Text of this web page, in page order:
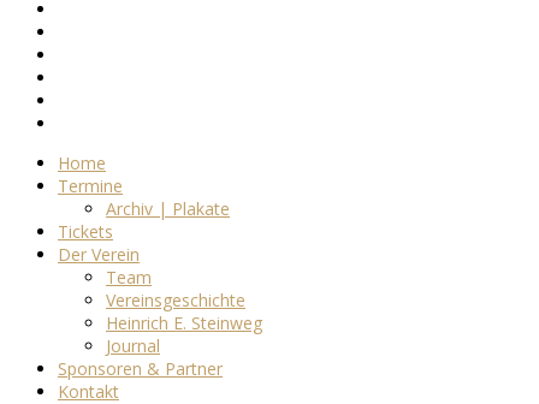
Home
Termine
Archiv | Plakate
Tickets
Der Verein
Team
Vereinsgeschichte
Heinrich E. Steinweg
Journal
Sponsoren & Partner
Kontakt